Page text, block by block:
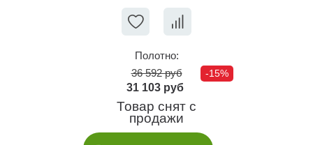
Полотно:
36 592 руб
-15%
31 103 руб
Товар снят с
продажи